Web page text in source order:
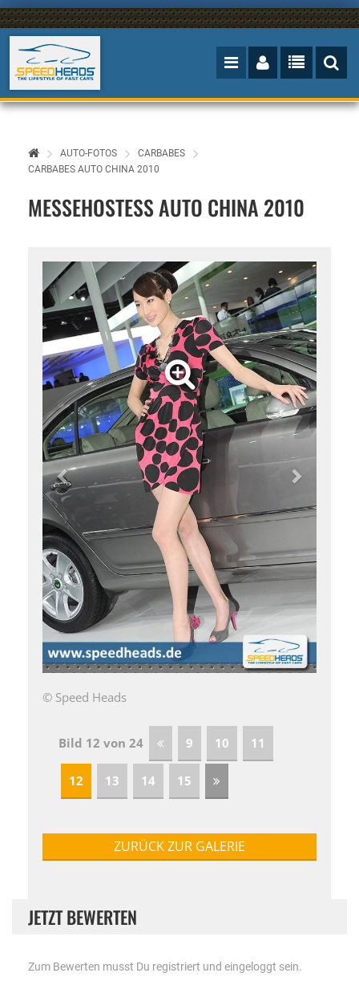
AUTO-FOTOS
CARBABES
CARBABES AUTO CHINA 2010
MESSEHOSTESS AUTO CHINA 2010
© Speed Heads
Bild 12 von 24 9 10 11
12 13 14 15
ZURÜCK ZUR GALERIE
JETZT BEWERTEN
Zum Bewerten musst Du registriert und eingeloggt sein.